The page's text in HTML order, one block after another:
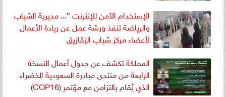
الإستخدام الآمن للإنترنت ”... مديرية الشباب
والرياضة تنفذ ورشة عمل عن ريادة الأعمال
لأعضاء مركز شباب الزقازيق
المملكة تكشف عن جدول أعمال النسخة
الرابعة من منتدى مبادرة السعودية الخضراء
الذي يُقام بالتزامن مع مؤتمر (COP16)